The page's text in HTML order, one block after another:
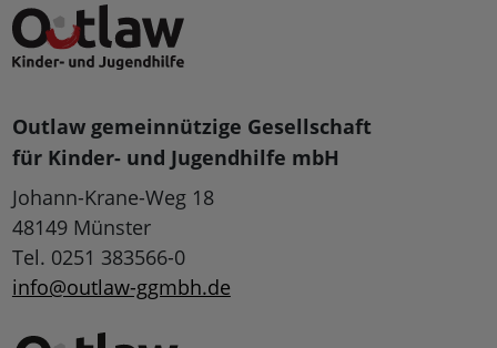
Outlaw gemeinnützige Gesellschaft
für Kinder- und Jugendhilfe mbH
Johann-Krane-Weg 18
48149 Münster
Tel. 0251 383566-0
info@outlaw-ggmbh.de